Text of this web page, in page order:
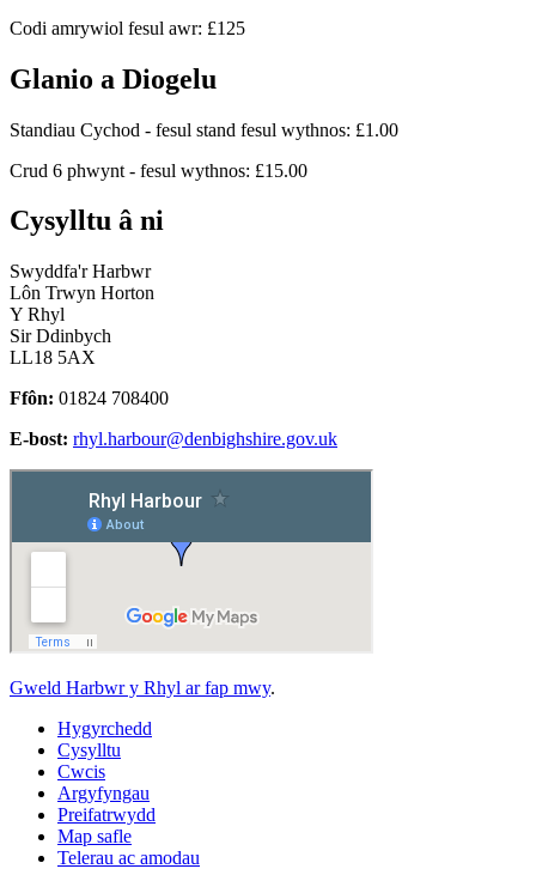
Codi amrywiol fesul awr: £125
Glanio a Diogelu
Standiau Cychod - fesul stand fesul wythnos: £1.00
Crud 6 phwynt - fesul wythnos: £15.00
Cysylltu â ni
Swyddfa'r Harbwr
Lôn Trwyn Horton
Y Rhyl
Sir Ddinbych
LL18 5AX
Ffôn: 01824 708400
E-bost: rhyl.harbour@denbighshire.gov.uk
Gweld Harbwr y Rhyl ar fap mwy.
Hygyrchedd
Cysylltu
Cwcis
Argyfyngau
Preifatrwydd
Map safle
Telerau ac amodau